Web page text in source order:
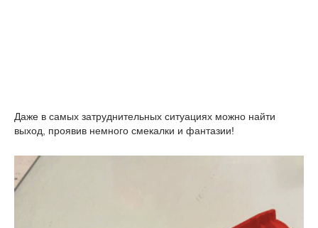
Даже в самых затруднительных ситуациях можно найти
выход, проявив немного смекалки и фантазии!